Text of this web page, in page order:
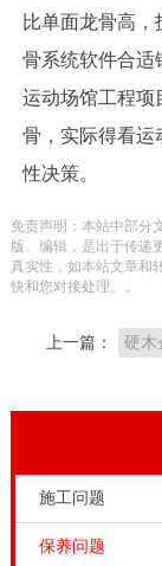
比单面龙骨高
骨系统软件合适
运动场馆工程项
骨，实际得看运
性决策。
免责声明：本站中部分
版、编辑，是出于传递
真实性，如本站文章和
快和您对接处理。。
上一篇：
硬木
施工问题
保养问题